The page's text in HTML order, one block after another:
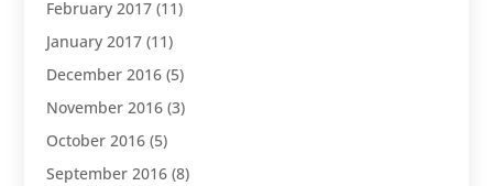
February 2017 (11)
January 2017 (11)
December 2016 (5)
November 2016 (3)
October 2016 (5)
September 2016 (8)